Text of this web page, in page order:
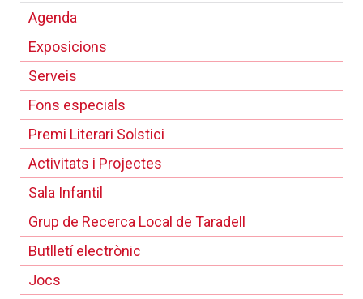
Agenda
Exposicions
Serveis
Fons especials
Premi Literari Solstici
Activitats i Projectes
Sala Infantil
Grup de Recerca Local de Taradell
Butlletí electrònic
Jocs